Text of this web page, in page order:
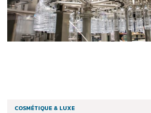
COSMÉTIQUE & LUXE